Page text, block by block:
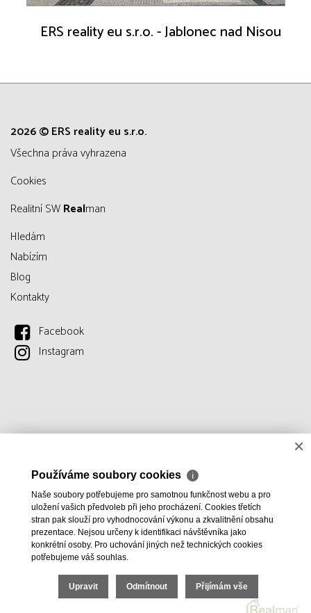
ERS reality eu s.r.o. - Jablonec nad Nisou
2026 © ERS reality eu s.r.o.
všechna práva vyhrazena
Cookies
Realitní SWRealman
Hledám
Nabízím
Blog
Kontakty
Facebook
Instagram
×
Používáme soubory cookies ℹ
Naše soubory potřebujeme pro samotnou funkčnost webu a pro
uložení vašich předvoleb při jeho procházení. Cookies třetích
stran pak slouží pro vyhodnocování výkonu a zkvalitnění obsahu
prezentace. Nejsou určeny k identifikaci návštěvníka jako
konkrétní osoby. Pro uchování jiných než technických cookies
potřebujeme váš souhlas.
Upravit Odmítnout Přijímám vše